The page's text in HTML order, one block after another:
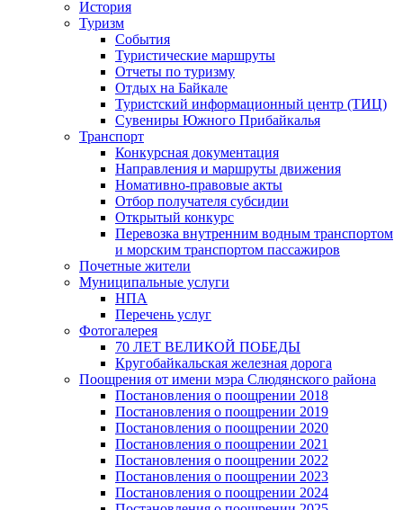
История
Туризм
События
Туристические маршруты
Отчеты по туризму
Отдых на Байкале
Туристский информационный центр (ТИЦ)
Сувениры Южного Прибайкалья
Транспорт
Конкурсная документация
Направления и маршруты движения
Номативно-правовые акты
Отбор получателя субсидии
Открытый конкурс
Перевозка внутренним водным транспортом
и морским транспортом пассажиров
Почетные жители
Муниципальные услуги
НПА
Перечень услуг
Фотогалерея
70 ЛЕТ ВЕЛИКОЙ ПОБЕДЫ
Кругобайкальская железная дорога
Поощрения от имени мэра Слюдянского района
Постановления о поощрении 2018
Постановления о поощрении 2019
Постановления о поощрении 2020
Постановления о поощрении 2021
Постановления о поощрении 2022
Постановления о поощрении 2023
Постановления о поощрении 2024